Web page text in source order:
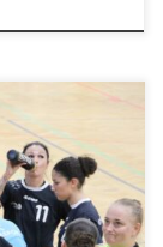
21-
– Ilyés
Réka 4,